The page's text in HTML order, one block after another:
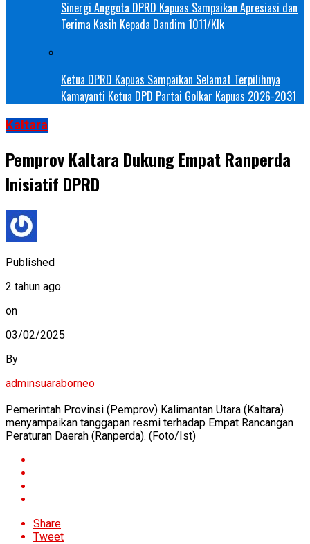
Sinergi Anggota DPRD Kapuas Sampaikan Apresiasi dan
Terima Kasih Kepada Dandim 1011/Klk
Ketua DPRD Kapuas Sampaikan Selamat Terpilihnya
Kamayanti Ketua DPD Partai Golkar Kapuas 2026-2031
Kaltara
Pemprov Kaltara Dukung Empat Ranperda
Inisiatif DPRD
Published
2 tahun ago
on
03/02/2025
By
adminsuaraborneo
Pemerintah Provinsi (Pemprov) Kalimantan Utara (Kaltara)
menyampaikan tanggapan resmi terhadap Empat Rancangan
Peraturan Daerah (Ranperda). (Foto/Ist)
Share
Tweet